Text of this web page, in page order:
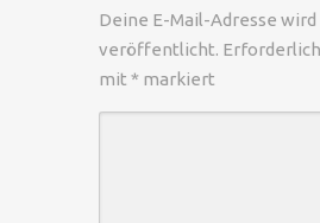
Deine E-Mail-Adresse
veröffentlicht.
mit * markiert